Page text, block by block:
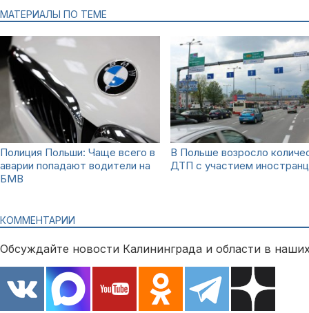
МАТЕРИАЛЫ ПО ТЕМЕ
Полиция Польши: Чаще всего в
аварии попадают водители на
БМВ
В Польше возросло
ДТП с участием
КОММЕНТАРИИ
Обсуждайте новости Калининграда и области в